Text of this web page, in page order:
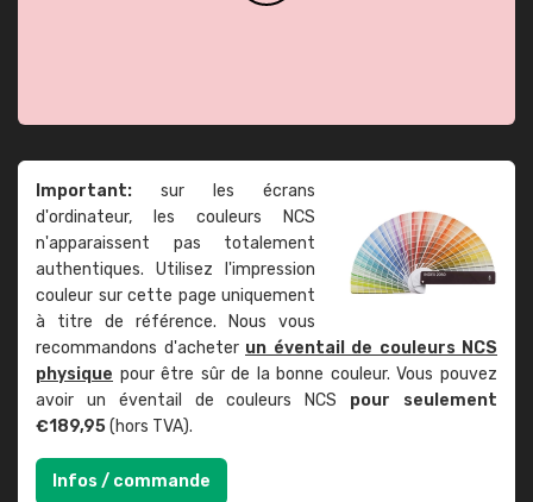
Important: sur les écrans
d'ordinateur, les couleurs NCS
n'apparaissent pas totalement
authentiques. Utilisez l'impression
couleur sur cette page uniquement
à titre de référence. Nous vous
recommandons d'acheter un éventail de couleurs NCS
physique pour être sûr de la bonne couleur. Vous pouvez
avoir un éventail de couleurs NCS pour seulement
€189,95(hors TVA).
Infos / commande